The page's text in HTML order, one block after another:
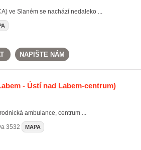
ve Slaném se nachází nedaleko ...
NAPIŠTE NÁM
- Ústí nad Labem-centrum)
ambulance, centrum ...
3532 MAPA